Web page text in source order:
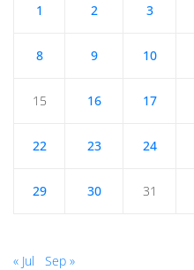
1 2 3
8 9 10
15 16 17
22 23 24
29 30 31
« Jul Sep »